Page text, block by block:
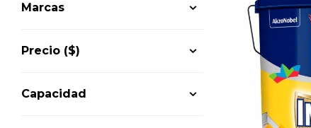
Marcas
Precio ($)
Capacidad